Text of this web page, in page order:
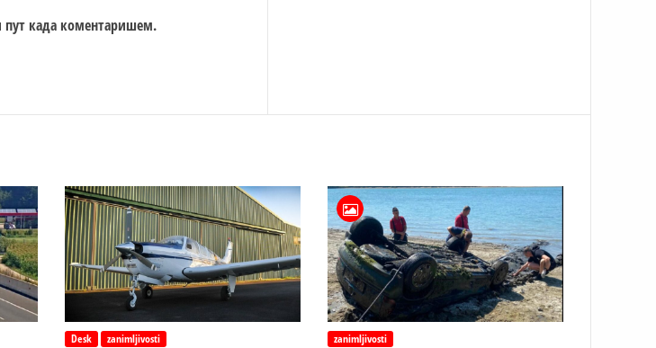
пут када коментаришем.
Desk zanimljivosti zanimljivosti